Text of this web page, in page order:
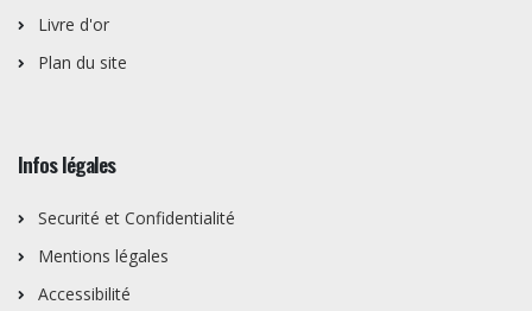
Livre d'or
Plan du site
Infos légales
Securité et Confidentialité
Mentions légales
Accessibilité